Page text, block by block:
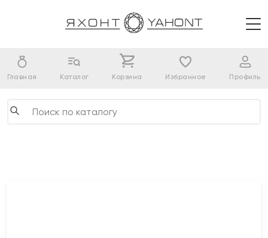
Главная Каталог Корзина Избранное Профиль